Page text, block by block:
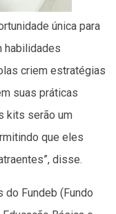
única para
habilidades
criem estratégias
suas práticas
kits serão um
que eles
disse.
Fundeb (Fundo